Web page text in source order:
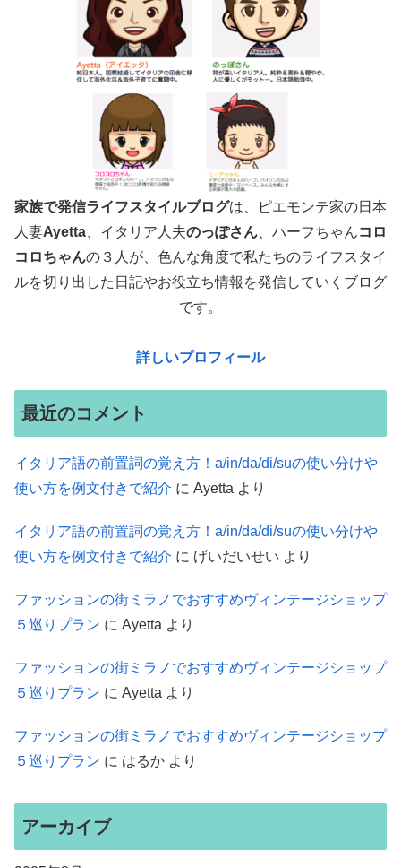
家族で発信ライフスタイルブログは、ピエモンテ家の日本
人妻Ayetta 、イタリア人夫のっぽさん 、ハーフちゃんコロ
コロちゃんの３人が、色んな角度で私たちのライフスタイ
ルを切り出した日記やお役立ち情報を発信していくブログ
です。
詳しいプロフィール
最近のコメント
イタリア語の前置詞の覚え方！a/in/da/di/suの使い分けや
使い方を例文付きで紹介 に Ayetta より
イタリア語の前置詞の覚え方！a/in/da/di/suの使い分けや
使い方を例文付きで紹介 に げいだいせい より
ファッションの街ミラノでおすすめヴィンテージショップ
５巡りプラン に Ayetta より
ファッションの街ミラノでおすすめヴィンテージショップ
５巡りプラン に Ayetta より
ファッションの街ミラノでおすすめヴィンテージショップ
５巡りプラン に はるか より
アーカイブ